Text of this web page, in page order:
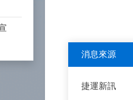
消息來源
捷運新訊